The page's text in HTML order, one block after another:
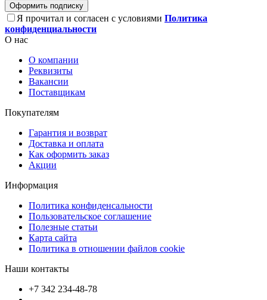
Оформить подписку
Я прочитал и согласен с условиями Политика
конфиденциальности
О нас
О компании
Реквизиты
Вакансии
Поставщикам
Покупателям
Гарантия и возврат
Доставка и оплата
Как оформить заказ
Акции
Информация
Политика конфиденсальности
Пользовательское соглашение
Полезные статьи
Карта сайта
Политика в отношении файлов cookie
Наши контакты
+7 342 234-48-78